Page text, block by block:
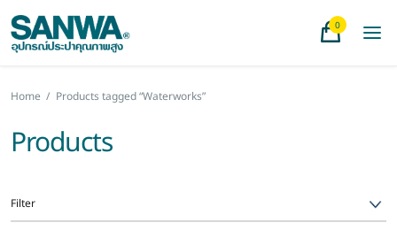
0
Home / Products tagged “Waterworks”
Products
Filter